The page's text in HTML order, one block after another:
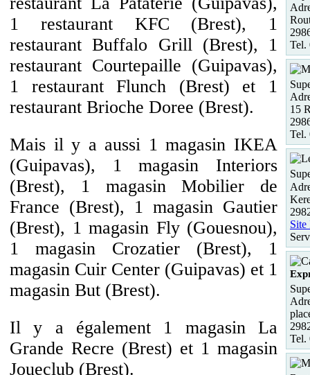
1 restaurant KFC (Brest), 1
restaurant Buffalo Grill (Brest), 1
restaurant Courtepaille (Guipavas),
1 restaurant Flunch (Brest) et 1
restaurant Brioche Doree (Brest).
Mais il y a aussi 1 magasin IKEA
(Guipavas), 1 magasin Interiors
(Brest), 1 magasin Mobilier de
France (Brest), 1 magasin Gautier
(Brest), 1 magasin Fly (Gouesnou),
1 magasin Crozatier (Brest), 1
magasin Cuir Center (Guipavas) et 1
magasin But (Brest).
Il y a également 1 magasin La
Grande Recre (Brest) et 1 magasin
Joueclub (Brest).
Tel.
15
Tel.
Site
Tel.